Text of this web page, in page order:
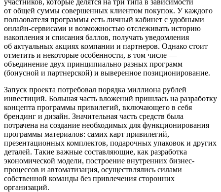
от общей суммы совершенных клиентом покупок. У каждого
пользователя программы есть личный кабинет с удобными
онлайн-сервисами и возможностью отслеживать историю
накопления и списания баллов, получать уведомления
об актуальных акциях компании и партнеров. Однако стоит
отметить и некоторые особенности, в том числе —
объединение двух принципиально разных программ
(бонусной и партнерской) и выверенное позиционирование.
Запуск проекта потребовал порядка миллиона рублей
инвестиций. Большая часть вложений пришлась на разработку
концепта программы привилегий, включающего в себя
брендинг и дизайн. Значительная часть средств была
потрачена на создание необходимых для функционирования
программы материалов: самих карт привилегий,
презентационных комплектов, подарочных упаковок и других
деталей. Такие важные составляющие, как разработка
экономической модели, построение внутренних бизнес-
процессов и автоматизация, осуществлялись силами
собственной команды без привлечения сторонних
организаций.